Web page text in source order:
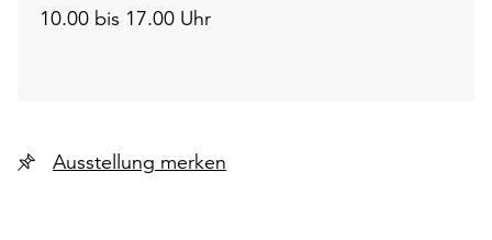
10.00 bis 17.00 Uhr
Ausstellung merken